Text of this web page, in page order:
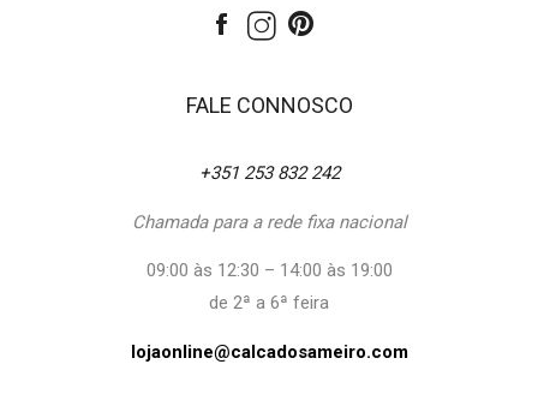
FALE CONNOSCO
+351 253 832 242
Chamada para a rede fixa nacional
09:00 às 12:30 – 14:00 às 19:00
de 2ª a 6ª feira
lojaonline@calcadosameiro.com